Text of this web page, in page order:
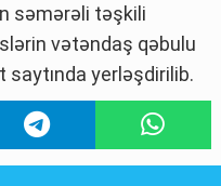
səmərəli təşkili
vətəndaş qəbulu
yerləşdirilib.